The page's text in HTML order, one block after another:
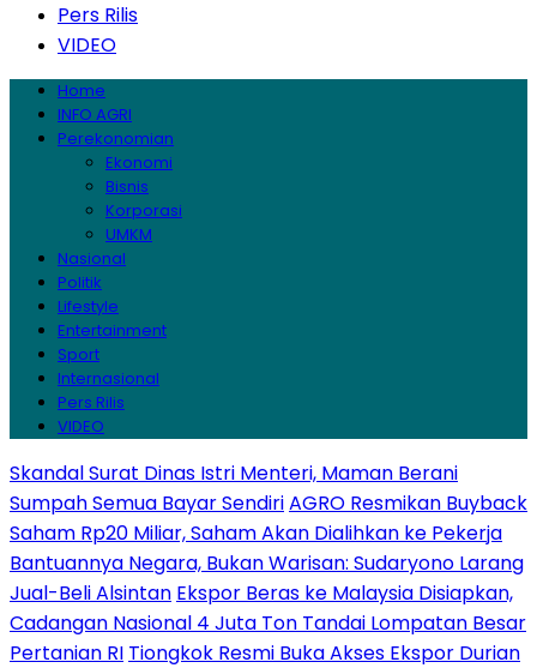
Pers Rilis
VIDEO
Home
INFO AGRI
Perekonomian
Ekonomi
Bisnis
Korporasi
UMKM
Nasional
Politik
Lifestyle
Entertainment
Sport
Internasional
Pers Rilis
VIDEO
Skandal Surat Dinas Istri Menteri, Maman Berani
Sumpah Semua Bayar SendiriAGRO Resmikan Buyback
Saham Rp20 Miliar, Saham Akan Dialihkan ke Pekerja
Bantuannya Negara, Bukan Warisan: Sudaryono Larang
Jual-Beli Alsintan Ekspor Beras ke Malaysia Disiapkan,
Cadangan Nasional 4 Juta Ton Tandai Lompatan Besar
Pertanian RI Tiongkok Resmi Buka Akses Ekspor Durian